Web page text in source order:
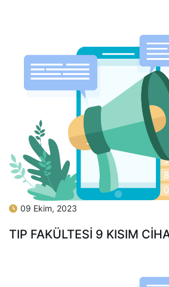
09 Ekim, 2023
TIP FAKÜLTESİ 9 KISIM